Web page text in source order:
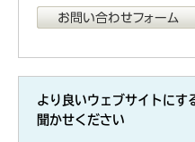
より良いウェブサイトにす
聞かせください